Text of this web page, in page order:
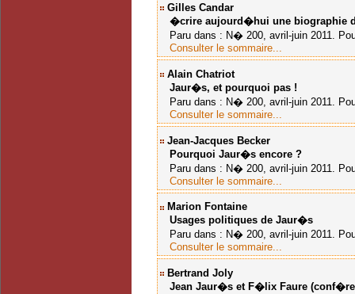
Gilles Candar
�crire aujourd�hui une biographie
Paru dans : N� 200, avril-juin 2011.
Consulter le sommaire...
Alain Chatriot
Jaur�s, et pourquoi pas !
Paru dans : N� 200, avril-juin 2011.
Consulter le sommaire...
Jean-Jacques Becker
Pourquoi Jaur�s encore ?
Paru dans : N� 200, avril-juin 2011.
Consulter le sommaire...
Marion Fontaine
Usages politiques de Jaur�s
Paru dans : N� 200, avril-juin 2011.
Consulter le sommaire...
Bertrand Joly
Jean Jaur�s et F�lix Faure